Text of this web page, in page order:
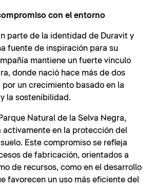
con el entorno
parte de la identidad de Duravit y
fuente de inspiración para su
mantiene un fuerte vínculo
donde nació hace más de dos
por un crecimiento basado en la
la sostenibilidad.
Natural de la Selva Negra,
activamente en la protección del
Este compromiso se refleja
de fabricación, orientados a
de recursos, como en el desarrollo
favorecen un uso más eficiente del